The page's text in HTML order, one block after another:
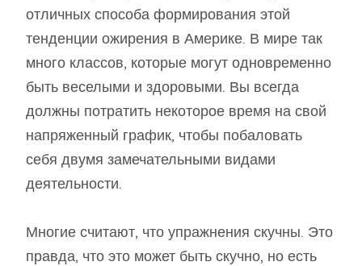
отличных способа формирования этой
тенденции ожирения в Америке. В мире так
много классов, которые могут одновременно
быть веселыми и здоровыми. Вы всегда
должны потратить некоторое время на свой
напряженный график, чтобы побаловать
себя двумя замечательными видами
деятельности.
Многие считают, что упражнения скучны. Это
правда, что это может быть скучно, но есть